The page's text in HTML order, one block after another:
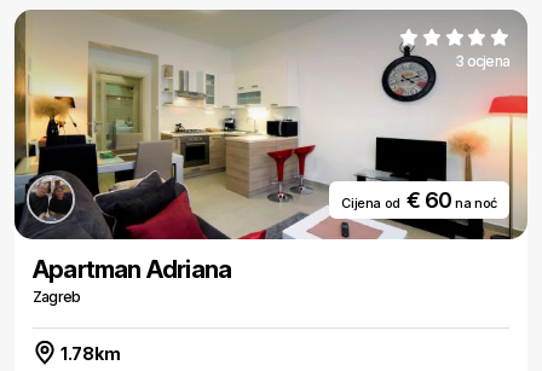
3 ocjena
Cijena od € 60na noć
Apartman Adriana
Zagreb
1.78km